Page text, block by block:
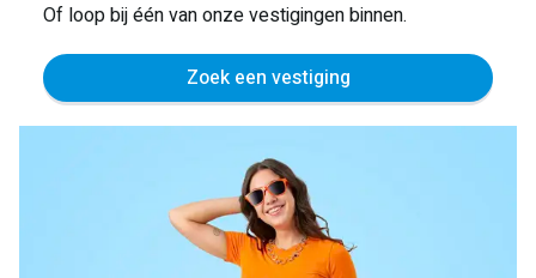
Of loop bij één van onze vestigingen binnen.
Zoek een vestiging